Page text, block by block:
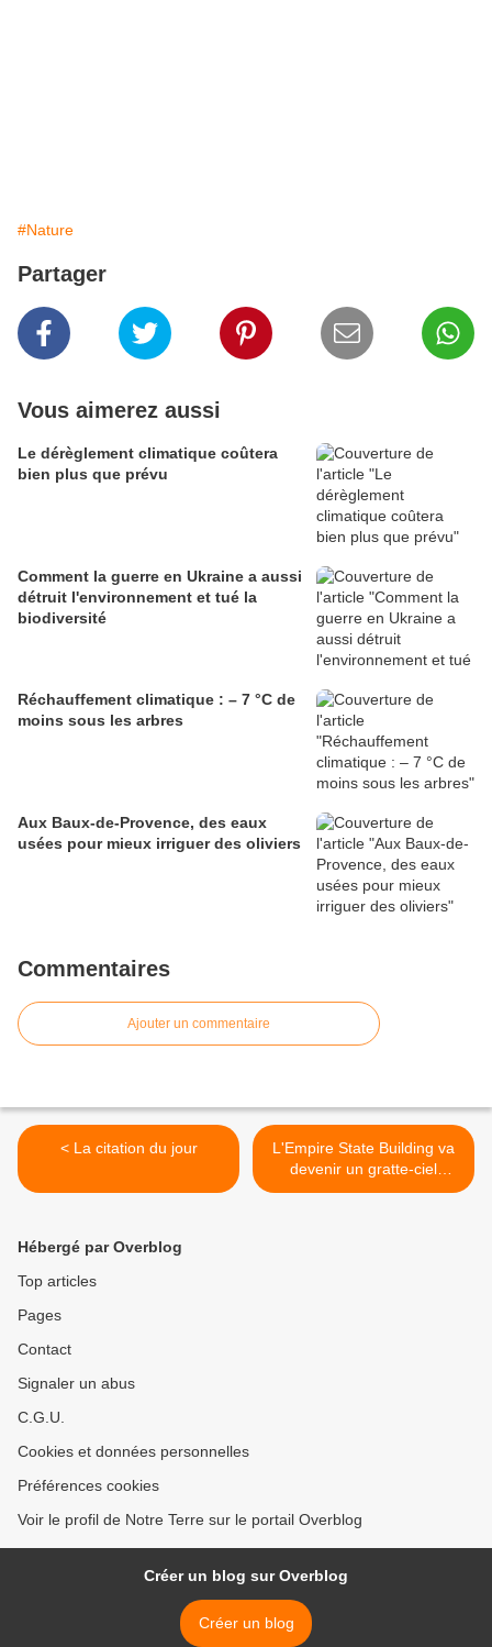
#Nature
Partager
Vous aimerez aussi
Le dérèglement climatique coûtera
bien plus que prévu
Comment la guerre en Ukraine a aussi
détruit l'environnement et tué la
biodiversité
Réchauffement climatique : – 7 °C de
moins sous les arbres
Aux Baux-de-Provence, des eaux
usées pour mieux irriguer des oliviers
Commentaires
Ajouter un commentaire
< La citation du jour
L'Empire State Building va
devenir un gratte-ciel
écologique >
Hébergé par Overblog
Top articles
Pages
Contact
Signaler un abus
C.G.U.
Cookies et données personnelles
Préférences cookies
Voir le profil de Notre Terre sur le portail Overblog
Créer un blog sur Overblog
Créer un blog